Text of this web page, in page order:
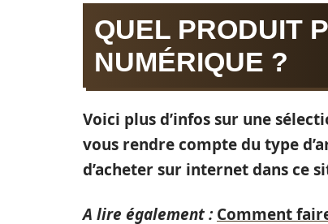
QUEL PRODUIT
NUMÉRIQUE ?
Voici plus d’infos sur une
vous rendre compte du type
d’acheter sur internet dans ce
A lire également : Comment